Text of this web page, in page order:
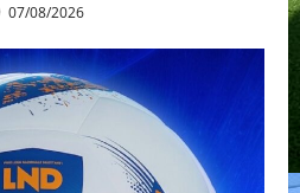
07/08/2026